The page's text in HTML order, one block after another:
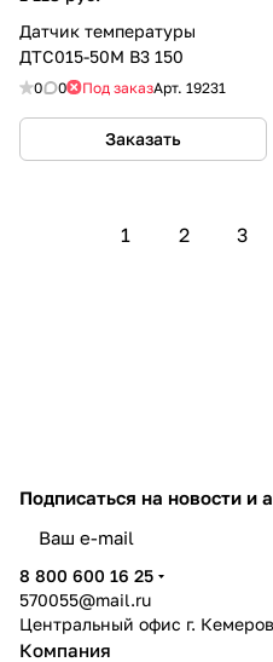
Датчик температуры
ДТС015-50М В3 150
0 0 Под заказАрт. 19231
Заказать
1 2 3
Подписаться на новости и
8 800 600 16 25
570055@mail.ru
Центральный офис г.
Компания